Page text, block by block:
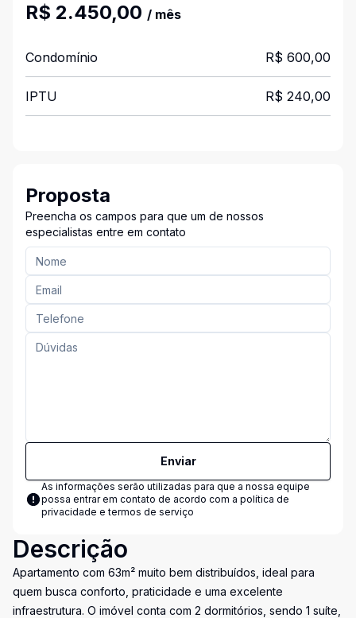
R$ 2.450,00 / mês
Condomínio R$ 600,00
IPTU R$ 240,00
Proposta
Preencha os campos para que um de nossos
especialistas entre em contato
Enviar
As informações serão utilizadas para que a nossa equipe
possa entrar em contato de acordo com a política de
privacidade e termos de serviço
Descrição
Apartamento com 63m² muito bem distribuídos, ideal para
quem busca conforto, praticidade e uma excelente
infraestrutura. O imóvel conta com 2 dormitórios, sendo 1 suíte,